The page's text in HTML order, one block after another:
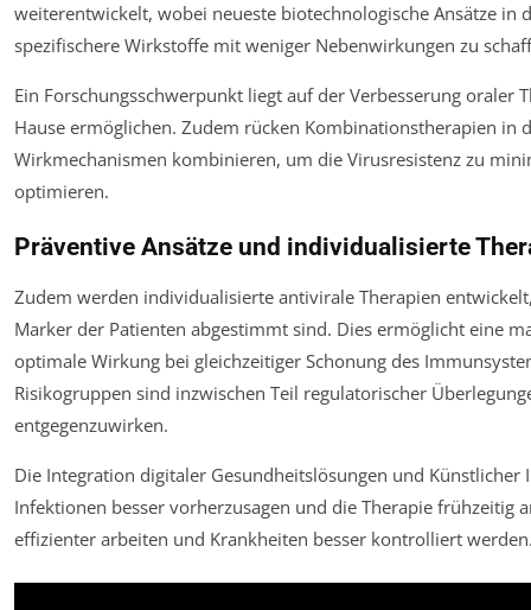
weiterentwickelt, wobei neueste biotechnologische Ansätze in
spezifischere Wirkstoffe mit weniger Nebenwirkungen zu
Ein Forschungsschwerpunkt liegt auf der Verbesserung oraler
Hause ermöglichen. Zudem rücken Kombinationstherapien in
Wirkmechanismen kombinieren, um die Virusresistenz zu
optimieren.
Präventive Ansätze und individualisierte
Zudem werden individualisierte antivirale Therapien
Marker der Patienten abgestimmt sind. Dies ermöglicht eine
optimale Wirkung bei gleichzeitiger Schonung des
Risikogruppen sind inzwischen Teil regulatorischer
entgegenzuwirken.
Die Integration digitaler Gesundheitslösungen und
Infektionen besser vorherzusagen und die Therapie frühzeitig
effizienter arbeiten und Krankheiten besser kontrolliert